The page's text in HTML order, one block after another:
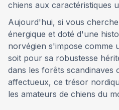
chiens aux caractéristiques
Aujourd'hui, si vous
énergique et doté d'une
norvégien s'impose comme
soit pour sa robustesse
dans les forêts
affectueux, ce trésor
les amateurs de chiens du